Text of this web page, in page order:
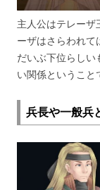
主人公はテレーザ
ーザはさらわれて
だいぶ下位らしい
い関係ということ
兵長や一般兵